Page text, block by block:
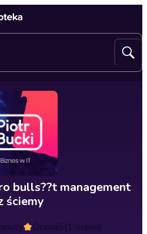
bulls??t management
ściemy
Ocena5(1 ocena)